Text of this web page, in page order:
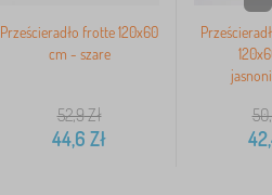
Prześcieradło frotte 120x60
cm - szare
52,9Zł
44,6 Zł